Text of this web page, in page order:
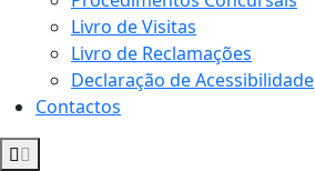
Livro de Visitas
Livro de Reclamações
Declaração de Acessibilidade
Contactos